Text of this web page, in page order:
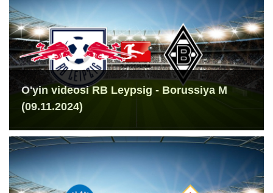
O'yin videosi RB Leypsig - Borussiya M
(09.11.2024)